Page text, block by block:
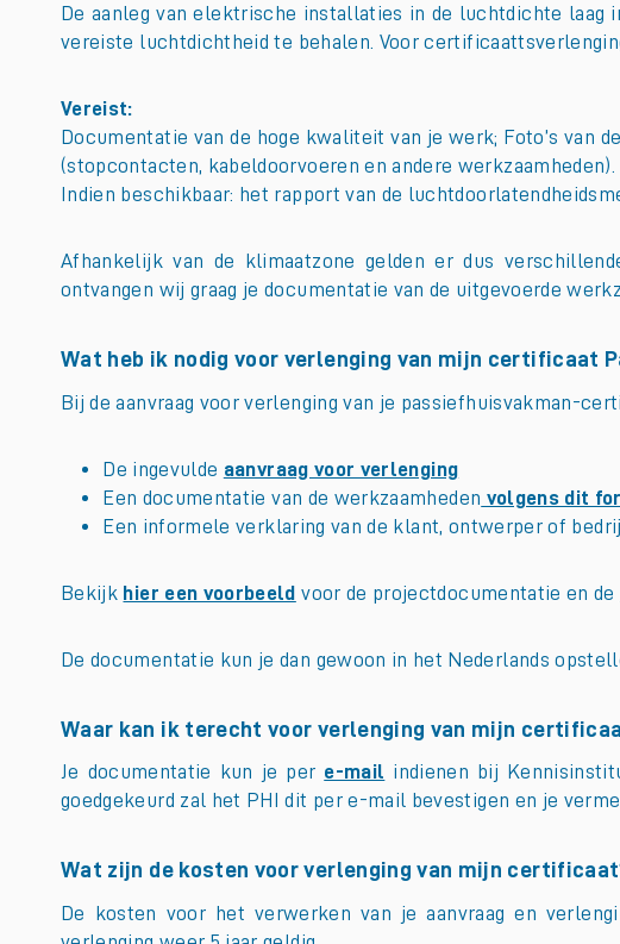
De aanleg van elektrische installaties in de luchtdichte laag
vereiste luchtdichtheid te behalen. Voor
Vereist:
Documentatie van de hoge kwaliteit van je werk; Foto’s
(stopcontacten, kabeldoorvoeren en andere werkzaamheden).
Indien beschikbaar: het rapport van de
Afhankelijk van de klimaatzone gelden er dus
ontvangen wij graag je documentatie van de uitgevoerde
Wat heb ik nodig voor verlenging van mijn certificaat
Bij de aanvraag voor verlenging van je passiefhuisvakman-
De ingevulde aanvraag voor verlenging
Een documentatie van de werkzaamheden volgens dit
Een informele verklaring van de klant, ontwerper of
Bekijk hier een voorbeeld voor de projectdocumentatie en de
De documentatie kun je dan gewoon in het Nederlands
Waar kan ik terecht voor verlenging van mijn
Je documentatie kun je per e-mail indienen bij
goedgekeurd zal het PHI dit per e-mail bevestigen en je
Wat zijn de kosten voor verlenging van mijn
De kosten voor het verwerken van je aanvraag en